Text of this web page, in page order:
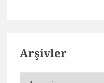
Arşivler